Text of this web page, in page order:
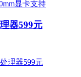
器599元